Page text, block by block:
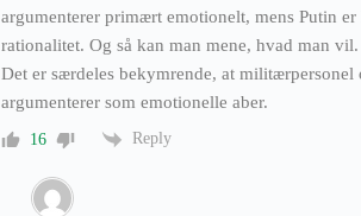
argumenterer primært emotionelt, mens Putin
rationalitet. Og så kan man mene, hvad man vil.
Det er særdeles bekymrende, at militærpersonel
argumenterer som emotionelle aber.
16 Reply